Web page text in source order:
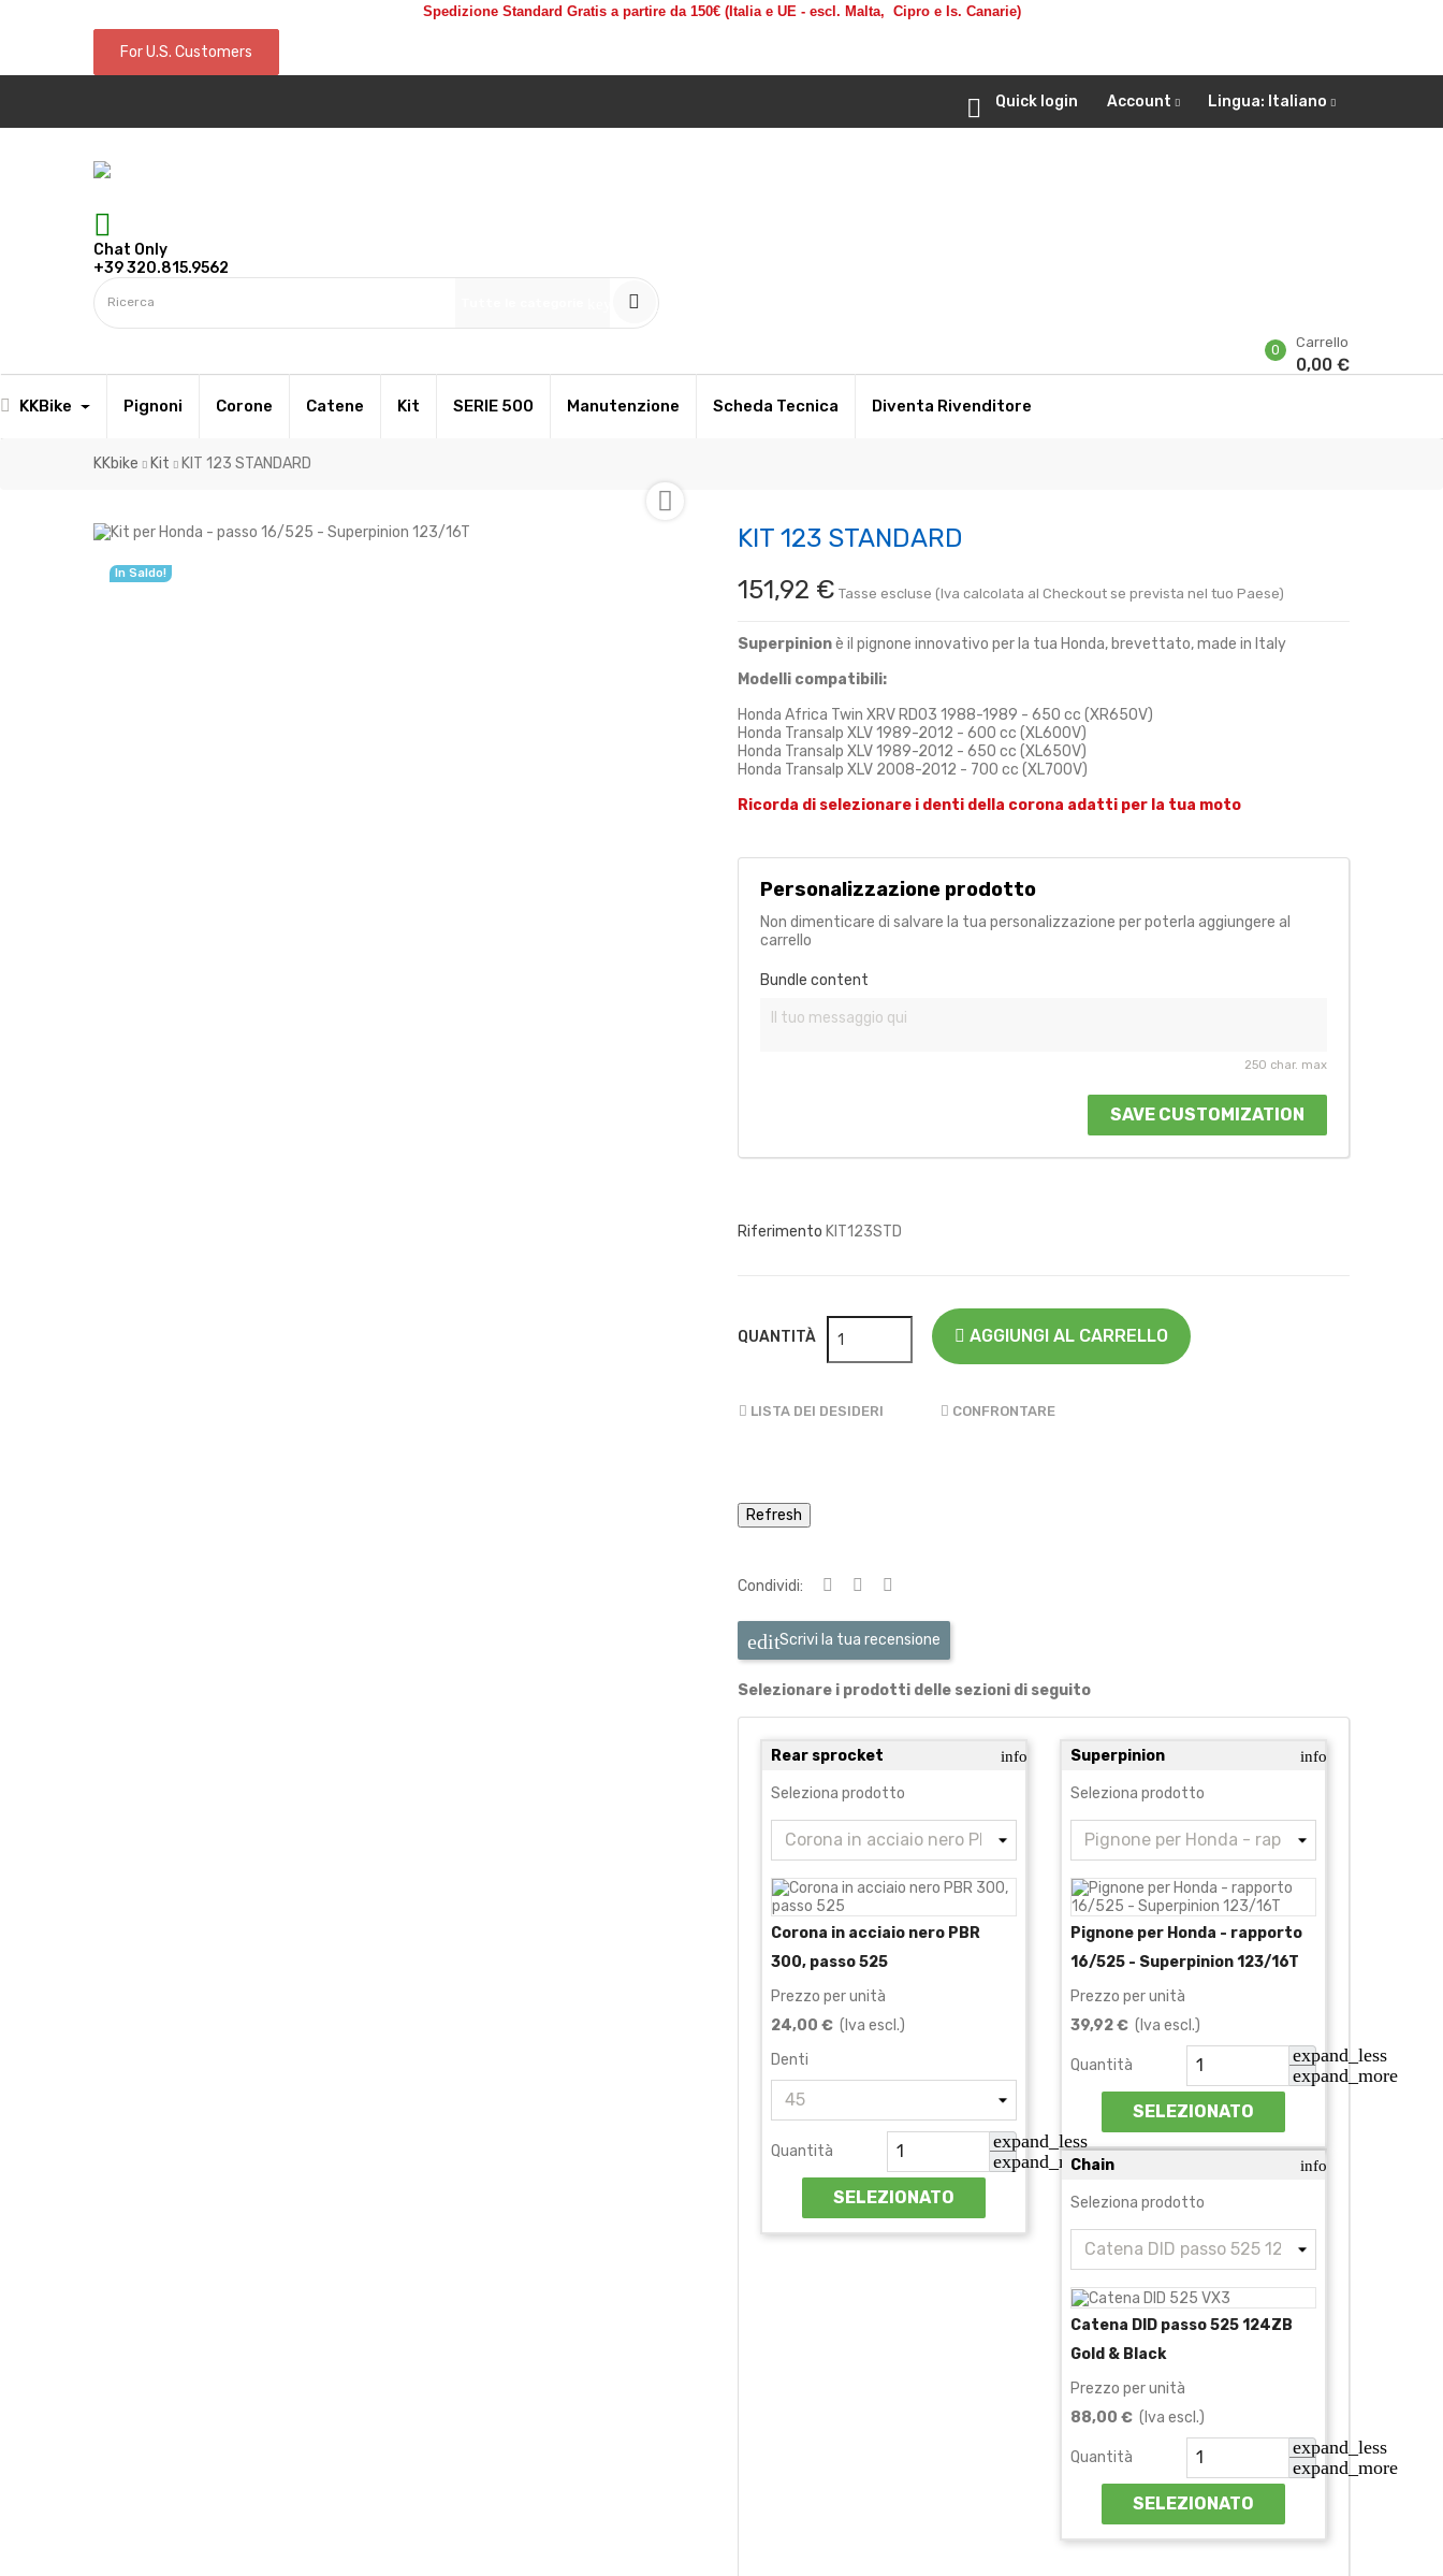
Spedizione Standard Gratis a partire da 150€ (Italia e UE - escl. Malta, Cipro e Is. Canarie)
For U.S. Customers
Lingua: Italiano
Account
 Quick login
Chat Only
+39 320.815.9562
keyboard_arrow_down
0 Carrello
0,00 €
KKBike Pignoni Corone Catene Kit SERIE 500 Manutenzione Scheda Tecnica Diventa Rivenditore
KKbike Kit KIT 123 STANDARD
In Saldo!

KIT 123 STANDARD
151,92 € Tasse escluse (Iva calcolata al Checkout se prevista nel tuo Paese)
Superpinionè il pignone innovativo per la tua Honda, brevettato, made in Italy
Modelli compatibili:
Honda Africa Twin XRV RD03 1988-1989 - 650 cc (XR650V)
Honda Transalp XLV 1989-2012 - 600 cc (XL600V)
Honda Transalp XLV 1989-2012 - 650 cc (XL650V)
Honda Transalp XLV 2008-2012 - 700 cc (XL700V)
Ricorda di selezionare i denti della corona adatti per la tua moto
Personalizzazione prodotto
Non dimenticare di salvare la tua personalizzazione per poterla aggiungere al
carrello
Bundle content
250 char. max
SAVE CUSTOMIZATION
Riferimento KIT123STD
QUANTITÀ AGGIUNGI AL CARRELLO
LISTA DEI DESIDERI CONFRONTARE
Condividi:
Scrivi la tua recensione
Selezionare i prodotti delle sezioni di seguito
Rear sprocket info
Seleziona prodotto
Corona in acciaio nero PBR
300, passo 525
Prezzo per unità
24,00 € (Iva escl.)
Denti
Quantità
expand_less
expand_more
SELEZIONATO
Superpinion info
Seleziona prodotto
Pignone per Honda - rapporto
16/525 - Superpinion 123/16T
Prezzo per unità
39,92 € (Iva escl.)
Quantità
expand_less
expand_more
SELEZIONATO
Chain info
Seleziona prodotto
Catena DID passo 525 124ZB
Gold & Black
Prezzo per unità
88,00 € (Iva escl.)
Quantità
expand_less
expand_more
SELEZIONATO